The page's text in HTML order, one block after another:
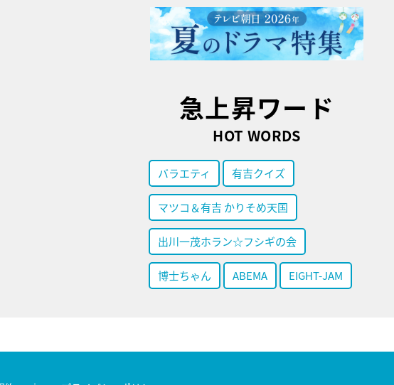
急上昇ワード
HOT WORDS
バラエティ 有吉クイズ
マツコ＆有吉 かりそめ天国
出川一茂ホラン☆フシギの会
博士ちゃん ABEMA EIGHT-JAM